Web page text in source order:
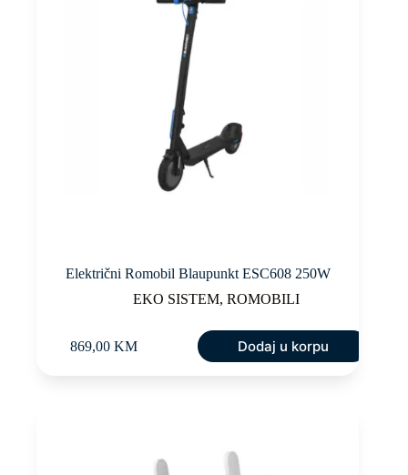
Električni Romobil Blaupunkt ESC608 250W
EKO SISTEM, ROMOBILI
869,00 KM Dodaj u korpu